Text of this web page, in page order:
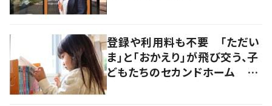
登録や利用料も不要 「ただい
ま」と「おかえり」が飛び交う、子
どもたちのセカンドホーム 岡